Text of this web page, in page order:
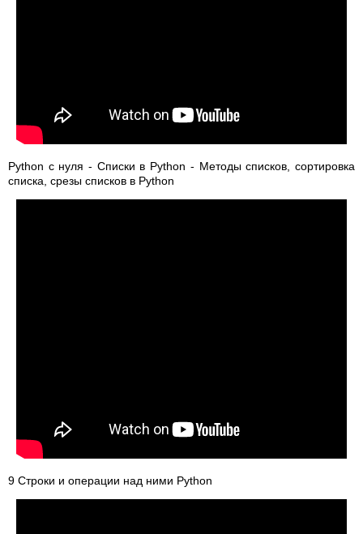
Python с нуля - Списки в Python - Методы списков, сортировка
списка, срезы списков в Python
9 Cтроки и операции над ними Python